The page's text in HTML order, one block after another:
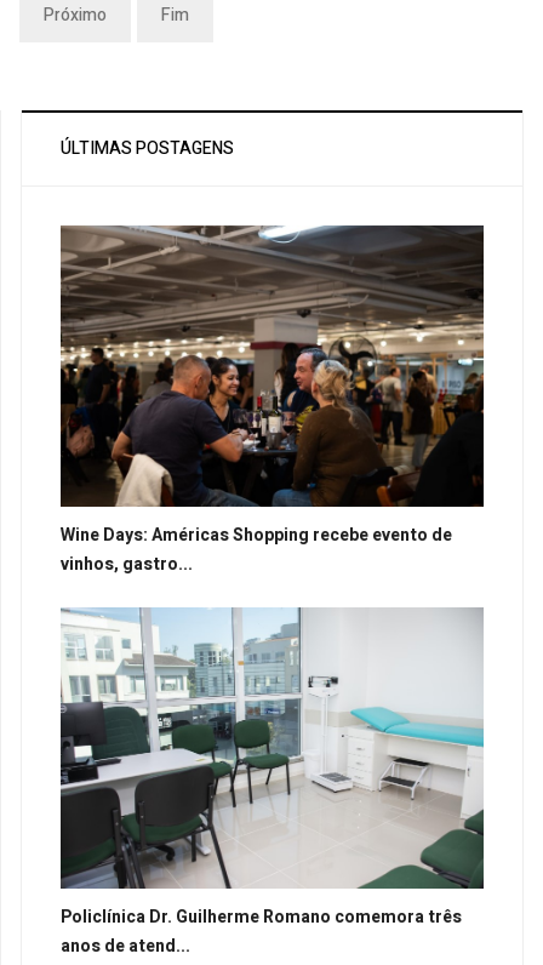
Próximo Fim
ÚLTIMAS POSTAGENS
Wine Days: Américas Shopping recebe evento de
vinhos, gastro...
Policlínica Dr. Guilherme Romano comemora três
anos de atend...